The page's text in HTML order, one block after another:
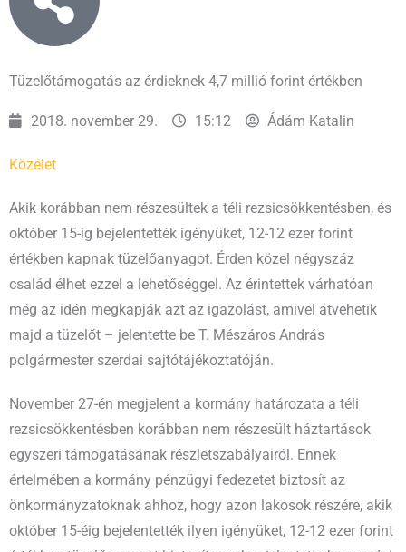
Tüzelőtámogatás az érdieknek 4,7 millió forint értékben
2018. november 29. 15:12 Ádám Katalin
Közélet
Akik korábban nem részesültek a téli rezsicsökkentésben, és
október 15-ig bejelentették igényüket, 12-12 ezer forint
értékben kapnak tüzelőanyagot. Érden közel négyszáz
család élhet ezzel a lehetőséggel. Az érintettek várhatóan
még az idén megkapják azt az igazolást, amivel átvehetik
majd a tüzelőt – jelentette be T. Mészáros András
polgármester szerdai sajtótájékoztatóján.
November 27-én megjelent a kormány határozata a téli
rezsicsökkentésben korábban nem részesült háztartások
egyszeri támogatásának részletszabályairól. Ennek
értelmében a kormány pénzügyi fedezetet biztosít az
önkormányzatoknak ahhoz, hogy azon lakosok részére, akik
október 15-éig bejelentették ilyen igényüket, 12-12 ezer forint